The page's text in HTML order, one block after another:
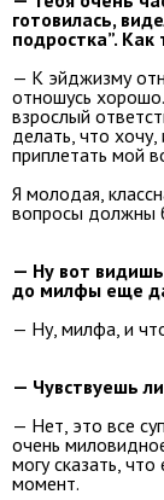
готовилась,
подростка”.
— К эйджизму
отношусь
взрослый
делать, что
приплетать мой
Я молодая,
вопросы должны
— Ну вот
до милфы еще
— Ну, милфа, и
— Чувствуешь
— Нет, это все
очень
могу сказать,
момент.